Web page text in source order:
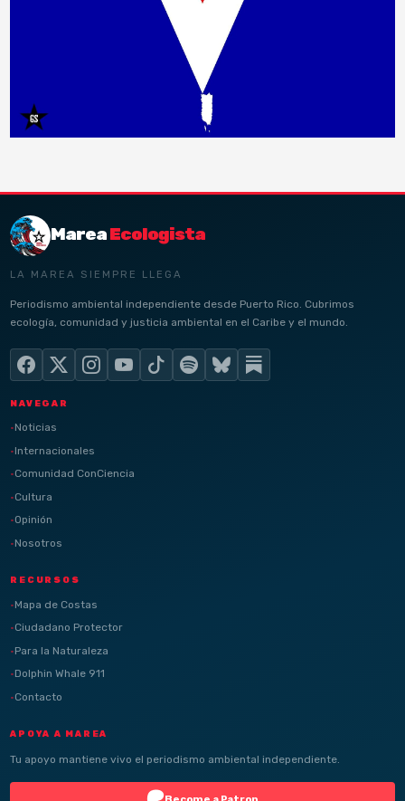
MareaEcologista
LA MAREA SIEMPRE LLEGA
Periodismo ambiental independiente desde Puerto Rico. Cubrimos
ecología, comunidad y justicia ambiental en el Caribe y el mundo.
NAVEGAR
Noticias
Internacionales
Comunidad ConCiencia
Cultura
Opinión
Nosotros
RECURSOS
Mapa de Costas
Ciudadano Protector
Para la Naturaleza
Dolphin Whale 911
Contacto
APOYA A MAREA
Tu apoyo mantiene vivo el periodismo ambiental independiente.